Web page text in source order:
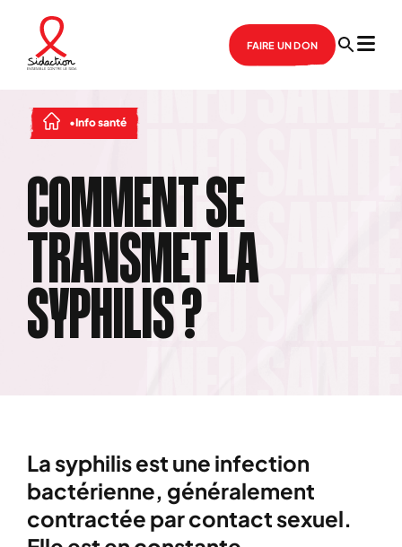
FAIRE UN DON
Info santé
COMMENT SE
TRANSMET LA
SYPHILIS ?
La syphilis est une infection
bactérienne, généralement
contractée par contact sexuel.